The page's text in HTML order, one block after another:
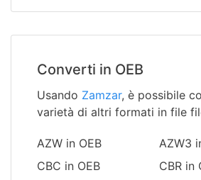
Converti in OEB
Usando Zamzar, è possibile
varietà di altri formati in file
AZW in OEB
AZW3
CBC in OEB
CBR in